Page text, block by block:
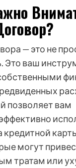
— это не
Это ваш
позволяет вам
могут
тратам или